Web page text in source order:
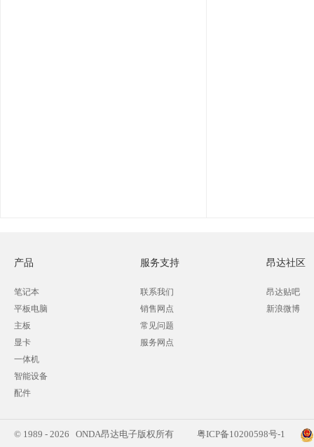
产品
笔记本
平板电脑
主板
显卡
一体机
智能设备
配件
服务支持
联系我们
销售网点
常见问题
服务网点
昂达社区
昂达贴吧
新浪微博
© 1989 - 2026 ONDA昂达电子版权所有 粤ICP备10200598号-1